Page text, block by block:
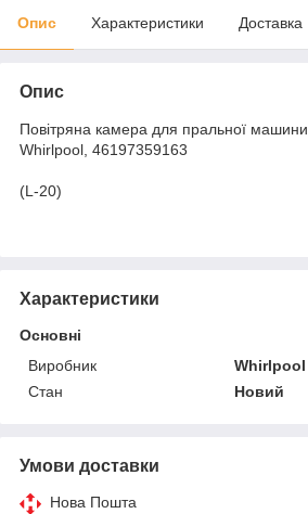
Опис Характеристики Доставка
Опис
Повітряна камера для пральної машини
Whirlpool, 46197359163
(L-20)
Характеристики
Основні
Виробник
Whirlpool
Стан
Новий
Умови доставки
Нова Пошта